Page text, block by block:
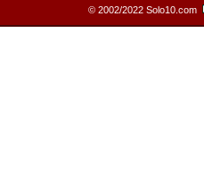
© 2002/2022 Solo10.com